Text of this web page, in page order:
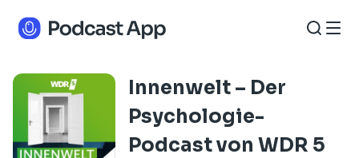
Innenwelt – Der
Psychologie-
Podcast von WDR 5